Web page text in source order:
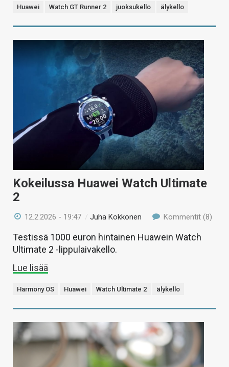
Huawei Watch GT Runner 2 juoksukello älykello
Kokeilussa Huawei Watch Ultimate
2
12.2.2026 - 19:47 /Juha Kokkonen Kommentit (8)
Testissä 1000 euron hintainen Huawein Watch
Ultimate 2 -lippulaivakello.
Lue lisää
Harmony OS Huawei Watch Ultimate 2 älykello